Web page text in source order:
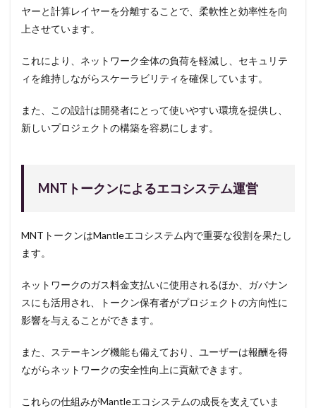
ヤーと計算レイヤーを分離することで、柔軟性と効率性を向
上させています。
これにより、ネットワーク全体の負荷を軽減し、セキュリテ
ィを維持しながらスケーラビリティを確保しています。
また、この設計は開発者にとって使いやすい環境を提供し、
新しいプロジェクトの構築を容易にします。
MNTトークンによるエコシステム運営
MNTトークンはMantleエコシステム内で重要な役割を果たし
ます。
ネットワークのガス料金支払いに使用されるほか、ガバナン
スにも活用され、トークン保有者がプロジェクトの方向性に
影響を与えることができます。
また、ステーキング機能も備えており、ユーザーは報酬を得
ながらネットワークの安全性向上に貢献できます。
これらの仕組みがMantleエコシステムの成長を支えていま